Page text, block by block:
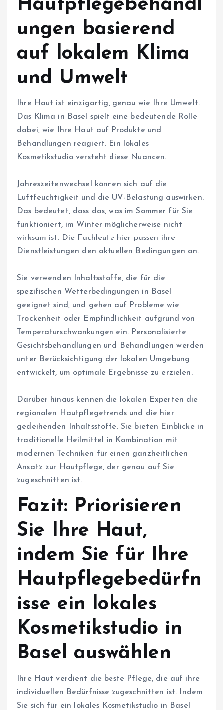
Hautpflegebehandl
ungen basierend
auf lokalem Klima
und Umwelt
Ihre Haut ist einzigartig, genau wie Ihre Umwelt.
Das Klima in Basel spielt eine bedeutende Rolle
dabei, wie Ihre Haut auf Produkte und
Behandlungen reagiert. Ein lokales
Kosmetikstudio versteht diese Nuancen.
Jahreszeitenwechsel können sich auf die
Luftfeuchtigkeit und die UV-Belastung auswirken.
Das bedeutet, dass das, was im Sommer für Sie
funktioniert, im Winter möglicherweise nicht
wirksam ist. Die Fachleute hier passen ihre
Dienstleistungen den aktuellen Bedingungen an.
Sie verwenden Inhaltsstoffe, die für die
spezifischen Wetterbedingungen in Basel
geeignet sind, und gehen auf Probleme wie
Trockenheit oder Empfindlichkeit aufgrund von
Temperaturschwankungen ein. Personalisierte
Gesichtsbehandlungen und Behandlungen werden
unter Berücksichtigung der lokalen Umgebung
entwickelt, um optimale Ergebnisse zu erzielen.
Darüber hinaus kennen die lokalen Experten die
regionalen Hautpflegetrends und die hier
gedeihenden Inhaltsstoffe. Sie bieten Einblicke in
traditionelle Heilmittel in Kombination mit
modernen Techniken für einen ganzheitlichen
Ansatz zur Hautpflege, der genau auf Sie
zugeschnitten ist.
Fazit: Priorisieren
Sie Ihre Haut,
indem Sie für Ihre
Hautpflegebedürfn
isse ein lokales
Kosmetikstudio in
Basel auswählen
Ihre Haut verdient die beste Pflege, die auf ihre
individuellen Bedürfnisse zugeschnitten ist. Indem
Sie sich für ein lokales Kosmetikstudio in Basel